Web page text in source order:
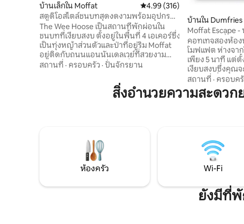
บ้านเล็กใน Moffat คะแนนเฉลี่ย 4.99 จาก 5, 316 รีวิว
4.99 (316)
สตูดิโอสไตล์ชนบทสุดงดงามพร้อมอุปกรณ์
ทำอาหาร
The Wee Hoose เป็นสถานที่พักผ่อนใน
ชนบทที่เงียบสงบ ตั้งอยู่ในพื้นที่ 4 เอเคอร์ซึ่ง
เป็นทุ่งหญ้าส่วนตัวและป่าที่อยู่ริม Moffat
อยู่ติดกับถนนแอนนันเดลเวย์ที่สวยงาม
เหมาะสำหรับนักเดินป่า นักปั่นจักรยาน นัก
กำลังมองหาที่พักผ่อนในชนบทที่ผ่อนคลาย
เพลิดเพลินกับวิวทิวทัศน์ชนบทแบบเปิดโล่ง
การเดินเลียบริมแม่น้ำ และท้องฟ้าที่มืดมิด
สถานที่ · ครอบครัว · ปั่นจักรยาน
บ้านใน Dumfries
ay
Moffat Escape
กลางเมืองที่คึกคั
คอทเทจสองห้อ
โมฟแฟต ห่างจา
เพียง 5 นาที แต่
เงียบสงบซึ่งคุณ
เสียงรถ ที่จอดรถ
สนามวิ่งสุนัขที่ป
ล่างมีห้องครัวที่
ทวินขนาดใหญ่
ผ้าปูที่นอน และผ้
สถานที่ · ครอบค
สิ่งอำนวยความสะดว
ห้องครัว Wi-Fi
ยังมีที่พั